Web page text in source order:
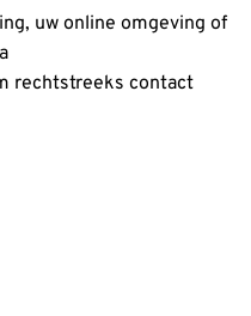
uw online omgeving of
rechtstreeks contact